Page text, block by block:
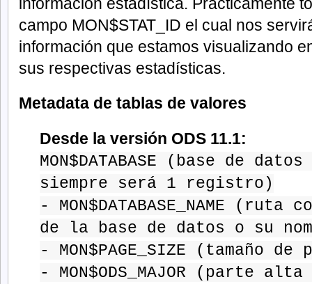
campo MON$STAT_ID el cual nos
información que estamos visualizando
sus respectivas estadísticas.
Metadata de tablas de valores
Desde la versión ODS 11.1:
MON$DATABASE (base de
siempre será 1 registro)
- MON$DATABASE_NAME
de la base de datos o su
- MON$PAGE_SIZE (tamaño de
- MON$ODS_MAJOR (parte